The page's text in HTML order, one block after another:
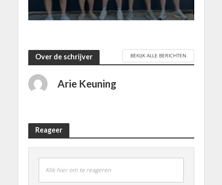
Over de schrijver BEKIJK ALLE BERICHTEN
Arie Keuning
Reageer
Klik hier om te reageren